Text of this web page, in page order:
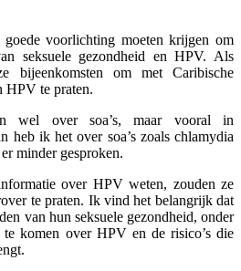
voorlichting moeten krijgen om
seksuele gezondheid en HPV. Als
bijeenkomsten om met Caribische
HPV te praten.
wel over soa’s, maar vooral in
heb ik het over soa’s zoals chlamydia
minder gesproken.
over HPV weten, zouden ze
te praten. Ik vind het belangrijk dat
van hun seksuele gezondheid, onder
komen over HPV en de risico’s die